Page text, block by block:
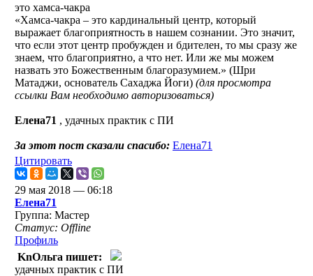
это хамса-чакра
«Хамса-чакра – это кардинальный центр, который
выражает благоприятность в нашем сознании. Это значит,
что если этот центр пробужден и бдителен, то мы сразу же
знаем, что благоприятно, а что нет. Или же мы можем
назвать это Божественным благоразумием.» (Шри
Матаджи, основатель Сахаджа Йоги) (для просмотра
ссылки Вам необходимо авторизоваться)
Елена71 , удачных практик с ПИ
За этот пост сказали спасибо: Елена71
Цитировать
29 мая 2018 — 06:18
Елена71
Группа: Мастер
Статус: Offline
Профиль
KnОльга пишет:
удачных практик с ПИ